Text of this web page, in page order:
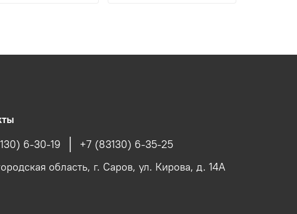
6-30-19
+7 (83130) 6-35-25
область, г. Саров, ул. Кирова, д. 14А